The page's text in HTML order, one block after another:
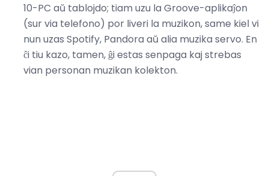
10-PC aŭ tablojdo; tiam uzu la Groove-aplikaĵon
(sur via telefono) por liveri la muzikon, same kiel vi
nun uzas Spotify, Pandora aŭ alia muzika servo. En
ĉi tiu kazo, tamen, ĝi estas senpaga kaj strebas
vian personan muzikan kolekton.